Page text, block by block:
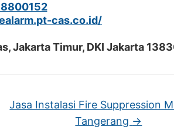
cas.co.id/
Jakarta Timur, DKI Jakarta
Jasa Instalasi Fire Suppression
Tangerang →